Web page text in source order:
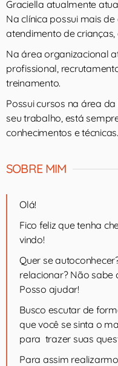
Graciella atualmente
Na clínica possui mais
atendimento de
Na área organizacional
profissional,
treinamento.
Possui cursos na área
seu trabalho, está
conhecimentos e técnicas.
SOBRE MIM
Olá!
Fico feliz que tenha
vindo!
Quer se
relacionar? Não sabe
Posso ajudar!
Busco escutar de
que você se sinta o
para trazer suas
Para assim